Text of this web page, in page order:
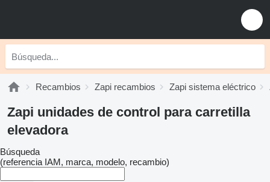
Recambios Zapi recambios Zapi sistema eléctrico
Zapi unidades de control para carretilla
elevadora
Búsqueda
(referencia IAM, marca, modelo, recambio)